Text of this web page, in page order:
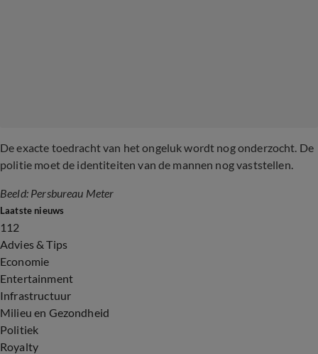
De exacte toedracht van het ongeluk wordt nog onderzocht. De
politie moet de identiteiten van de mannen nog vaststellen.
Beeld: Persbureau Meter
Laatste nieuws
112
Advies & Tips
Economie
Entertainment
Infrastructuur
Milieu en Gezondheid
Politiek
Royalty